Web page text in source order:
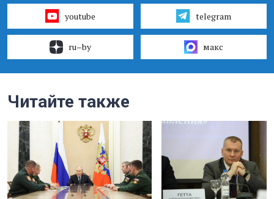
youtube telegram
ru–by макс
Читайте также